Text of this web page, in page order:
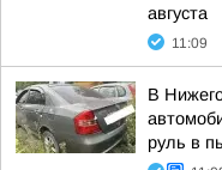
августа
11:09
В
руль в